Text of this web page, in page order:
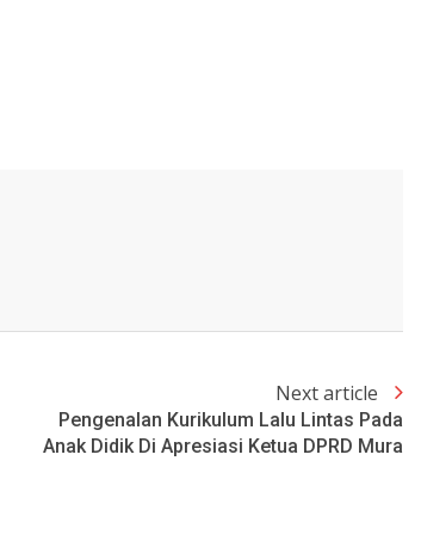
Next article
Pengenalan Kurikulum Lalu Lintas Pada
Anak Didik Di Apresiasi Ketua DPRD Mura